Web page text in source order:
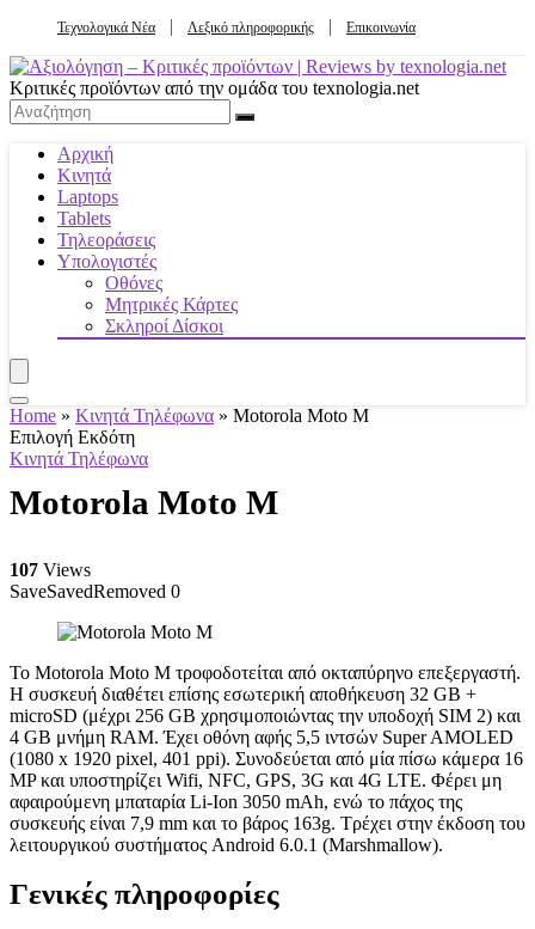
Τεχνολογικά Νέα Λεξικό πληροφορικής Επικοινωνία
Κριτικές προϊόντων από την ομάδα του texnologia.net
Αρχική
Κινητά
Laptops
Tablets
Τηλεοράσεις
Υπολογιστές
Οθόνες
Μητρικές Κάρτες
Σκληροί Δίσκοι
Home » Κινητά Τηλέφωνα » Motorola Moto M
Επιλογή Εκδότη
Κινητά Τηλέφωνα
Motorola Moto M
107 Views
SaveSavedRemoved 0
Το Motorola Moto M τροφοδοτείται από οκταπύρηνο επεξεργαστή.
Η συσκευή διαθέτει επίσης εσωτερική αποθήκευση 32 GB +
microSD (μέχρι 256 GB χρησιμοποιώντας την υποδοχή SIM 2) και
4 GB μνήμη RAM. Έχει οθόνη αφής 5,5 ιντσών Super AMOLED
(1080 x 1920 pixel, 401 ppi). Συνοδεύεται από μία πίσω κάμερα 16
MP και υποστηρίζει Wifi, NFC, GPS, 3G και 4G LTE. Φέρει μη
αφαιρούμενη μπαταρία Li-Ion 3050 mAh, ενώ το πάχος της
συσκευής είναι 7,9 mm και το βάρος 163g. Τρέχει στην έκδοση του
λειτουργικού συστήματος Android 6.0.1 (Marshmallow).
Γενικές πληροφορίες